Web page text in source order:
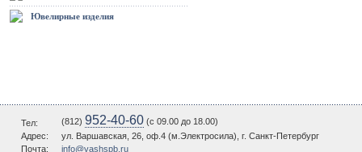
Ювелирные изделия
Тел: (812) 952-40-60 (c 09.00 до 18.00)
Адрес:
ул. Варшавская, 26, оф.4 (м.Электросила), г. Санкт-Петербург
Почта:
info@vashspb.ru